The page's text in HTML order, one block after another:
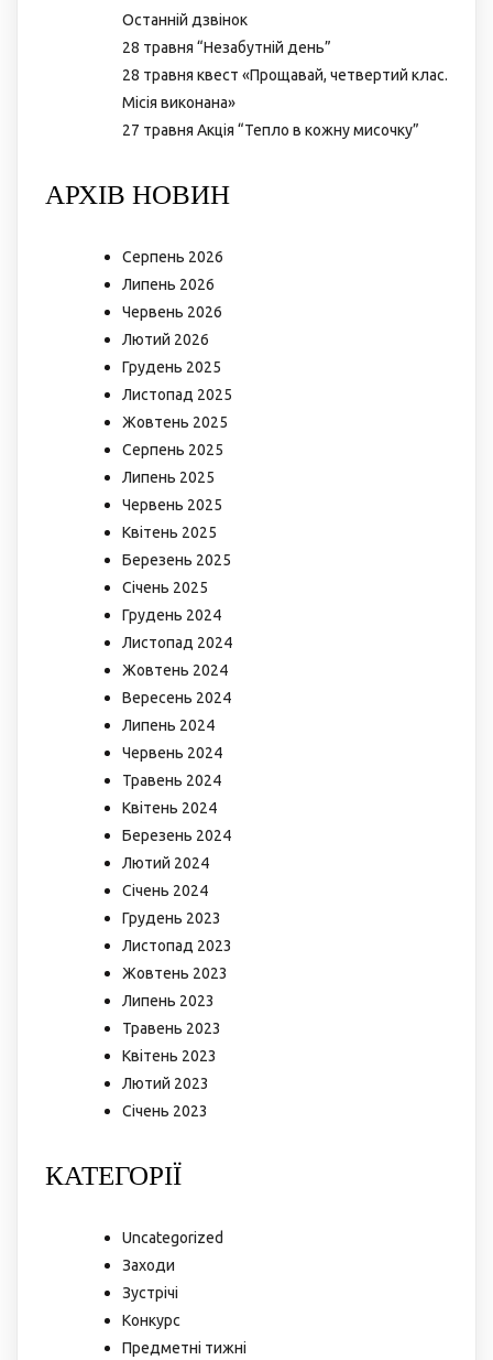
Останній дзвінок
28 травня “Незабутній день”
28 травня квест «Прощавай, четвертий клас.
Місія виконана»
27 травня Акція “Тепло в кожну мисочку”
АРХІВ НОВИН
Серпень 2026
Липень 2026
Червень 2026
Лютий 2026
Грудень 2025
Листопад 2025
Жовтень 2025
Серпень 2025
Липень 2025
Червень 2025
Квітень 2025
Березень 2025
Січень 2025
Грудень 2024
Листопад 2024
Жовтень 2024
Вересень 2024
Липень 2024
Червень 2024
Травень 2024
Квітень 2024
Березень 2024
Лютий 2024
Січень 2024
Грудень 2023
Листопад 2023
Жовтень 2023
Липень 2023
Травень 2023
Квітень 2023
Лютий 2023
Січень 2023
КАТЕГОРІЇ
Uncategorized
Заходи
Зустрічі
Конкурс
Предметні тижні